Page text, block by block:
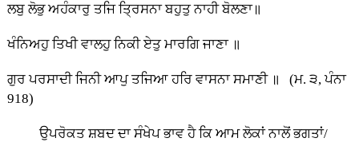
ਲਬੁ ਲੋਭੁ ਅਹੰਕਾਰੁ ਤਜਿ ਤ੍ਰਿਸਨਾ ਬਹੁਤੁ ਨਾਹੀ ਬੋਲਣਾ॥
ਖੰਨਿਅਹੁ ਤਿਖੀ ਵਾਲਹੁ ਨਿਕੀ ਏਤੁ ਮਾਰਗਿ ਜਾਣਾ ॥
ਗੁਰ ਪਰਸਾਦੀ ਜਿਨੀ ਆਪੁ ਤਜਿਆ ਹਰਿ ਵਾਸਨਾ ਸਮਾਣੀ ॥ (ਮ. ੩, ਪੰਨਾ
918)
ਉਪਰੋਕਤ ਸ਼ਬਦ ਦਾ ਸੰਖੇਪ ਭਾਵ ਹੈ ਕਿ ਆਮ ਲੋਕਾਂ ਨਾਲੋਂ ਭਗਤਾਂ/